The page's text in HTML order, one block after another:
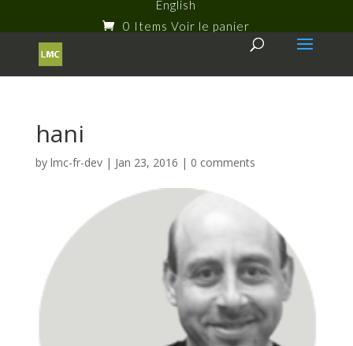
English
0 Items
hani
by lmc-fr-dev| Jan 23, 2016 | 0 comments